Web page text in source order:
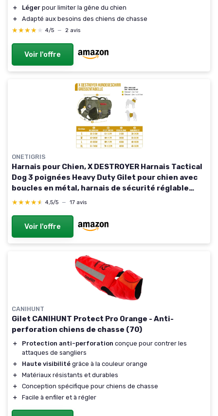
＋
Léger pour limiter la gêne du chien
＋
Adapté aux besoins des chiens de chasse
★★★★★
★★★★★ 4/5 — 2 avis
Voir l'offre
ONETIGRIS
Harnais pour Chien, X DESTROYER Harnais Tactical
Dog 3 poignées Heavy Duty Gilet pour chien avec
boucles en métal, harnais de sécurité réglable
pour chiens de taille moyenne et grande - Vert L
★★★★★
★★★★★ 4,5/5 — 17 avis
Voir l'offre
CANIHUNT
Gilet CANIHUNT Protect Pro Orange - Anti-
perforation chiens de chasse (70)
＋ Protection anti-perforation conçue pour contrer les
attaques de sangliers
＋
Haute visibilité grâce à la couleur orange
＋
Matériaux résistants et durables
＋
Conception spécifique pour chiens de chasse
＋
Facile à enfiler et à régler